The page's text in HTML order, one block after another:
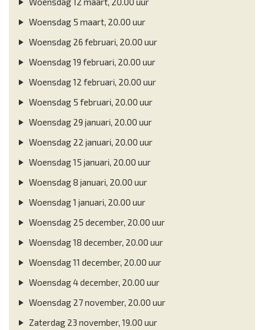
Woensdag 5 maart, 20.00 uur
Woensdag 26 februari, 20.00 uur
Woensdag 19 februari, 20.00 uur
Woensdag 12 februari, 20.00 uur
Woensdag 5 februari, 20.00 uur
Woensdag 29 januari, 20.00 uur
Woensdag 22 januari, 20.00 uur
Woensdag 15 januari, 20.00 uur
Woensdag 8 januari, 20.00 uur
Woensdag 1 januari, 20.00 uur
Woensdag 25 december, 20.00 uur
Woensdag 18 december, 20.00 uur
Woensdag 11 december, 20.00 uur
Woensdag 4 december, 20.00 uur
Woensdag 27 november, 20.00 uur
Zaterdag 23 november, 19.00 uur